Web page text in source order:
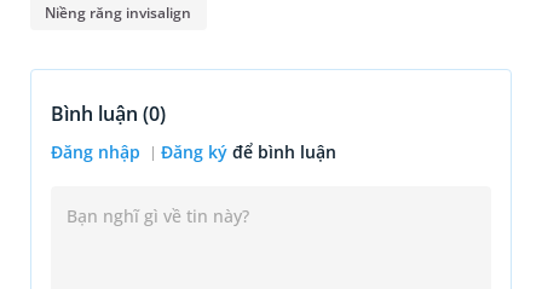
Niềng răng invisalign
Bình luận (0)
Đăng nhập Đăng ký để bình luận